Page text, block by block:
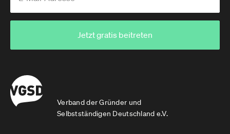
Verband der Gründer und
Selbstständigen Deutschland e.V.
Jetzt gratis beitreten